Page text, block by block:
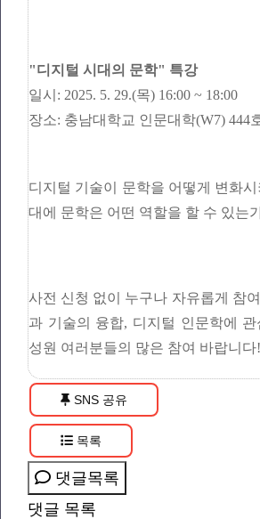
"디지털 시대의 문학" 특강
일시: 2025. 5. 29.(목) 16:00 ~ 18:00
장소: 충남대학교 인문대학(W7) 444
디지털 기술이 문학을 어떻게 변화시
대에 문학은 어떤 역할을 할 수 있는
사전 신청 없이 누구나 자유롭게 참
과 기술의 융합, 디지털 인문학에
성원 여러분들의 많은 참여 바랍니다!
SNS 공유
목록
댓글목록
댓글 목록